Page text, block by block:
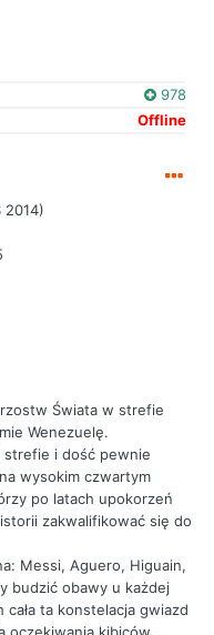
978
Offline
2014)
Świata w strefie
Wenezuelę.
strefie i dość pewnie
wysokim czwartym
po latach upokorzeń
zakwalifikować się do
Messi, Aguero, Higuain,
budzić obawy u każdej
ta konstelacja gwiazd